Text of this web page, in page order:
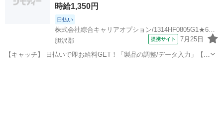
時給1,350円
日払い
株式会社綜合キャリアオプション/1314HF0805G1★67-N
胆沢郡
提携サイト 7月25日
【キャッチ】 日払いで即お給料GET！「製品の調整/データ入力」【経